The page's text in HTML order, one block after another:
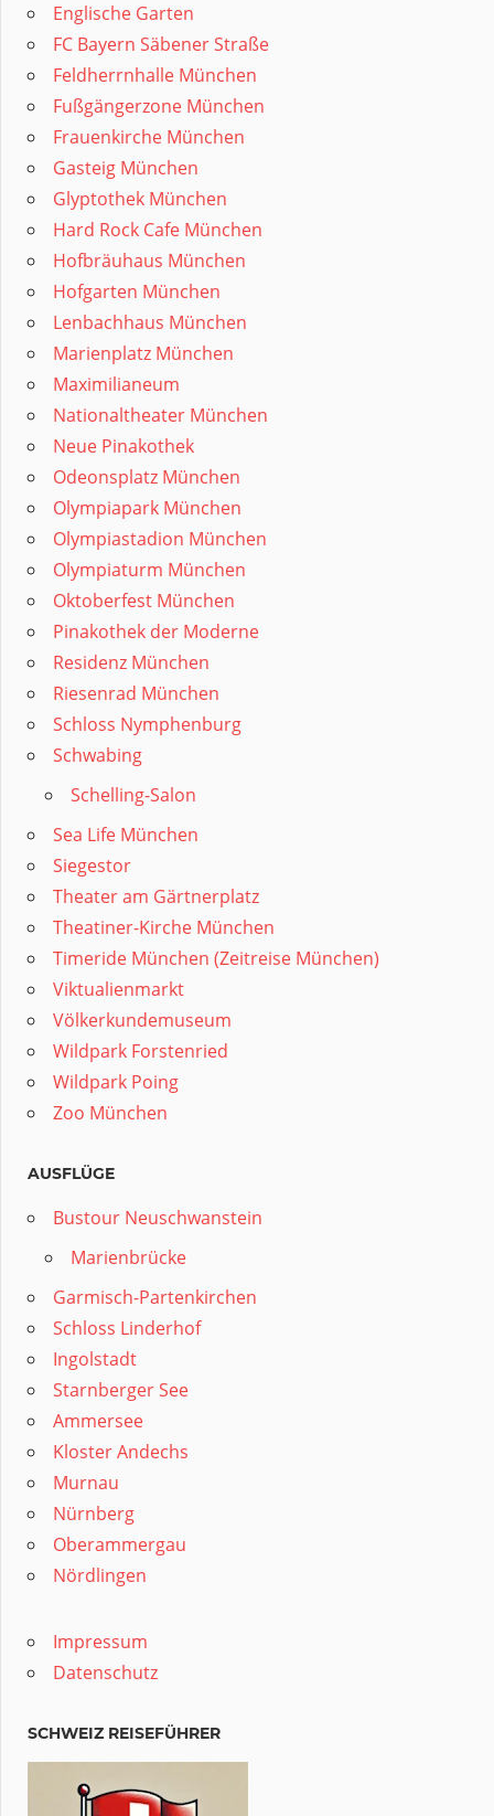
Englische Garten
FC Bayern Säbener Straße
Feldherrnhalle München
Fußgängerzone München
Frauenkirche München
Gasteig München
Glyptothek München
Hard Rock Cafe München
Hofbräuhaus München
Hofgarten München
Lenbachhaus München
Marienplatz München
Maximilianeum
Nationaltheater München
Neue Pinakothek
Odeonsplatz München
Olympiapark München
Olympiastadion München
Olympiaturm München
Oktoberfest München
Pinakothek der Moderne
Residenz München
Riesenrad München
Schloss Nymphenburg
Schwabing
Schelling-Salon
Sea Life München
Siegestor
Theater am Gärtnerplatz
Theatiner-Kirche München
Timeride München (Zeitreise München)
Viktualienmarkt
Völkerkundemuseum
Wildpark Forstenried
Wildpark Poing
Zoo München
AUSFLÜGE
Bustour Neuschwanstein
Marienbrücke
Garmisch-Partenkirchen
Schloss Linderhof
Ingolstadt
Starnberger See
Ammersee
Kloster Andechs
Murnau
Nürnberg
Oberammergau
Nördlingen
Impressum
Datenschutz
SCHWEIZ REISEFÜHRER